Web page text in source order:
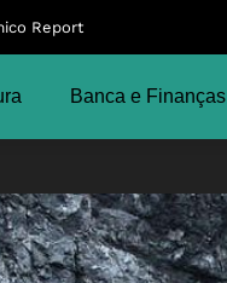
Report
Banca e Finanças